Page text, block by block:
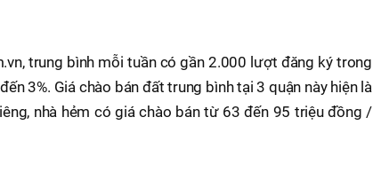
trung bình mỗi tuần có gần 2.000 lượt đăng ký trong
3%. Giá chào bán đất trung bình tại 3 quận này hiện là
nhà hẻm có giá chào bán từ 63 đến 95 triệu đồng /